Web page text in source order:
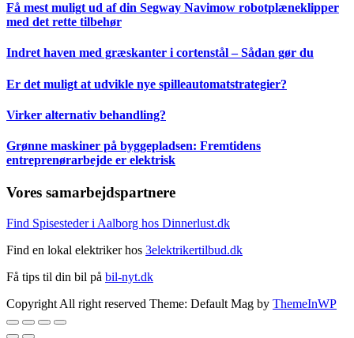
Få mest muligt ud af din Segway Navimow robotplæneklipper
med det rette tilbehør
Indret haven med græskanter i cortenstål – Sådan gør du
Er det muligt at udvikle nye spilleautomatstrategier?
Virker alternativ behandling?
Grønne maskiner på byggepladsen: Fremtidens
entreprenørarbejde er elektrisk
Vores samarbejdspartnere
Find Spisesteder i Aalborg hos Dinnerlust.dk
Find en lokal elektriker hos 3elektrikertilbud.dk
Få tips til din bil på bil-nyt.dk
Copyright All right reserved Theme: Default Mag by ThemeInWP